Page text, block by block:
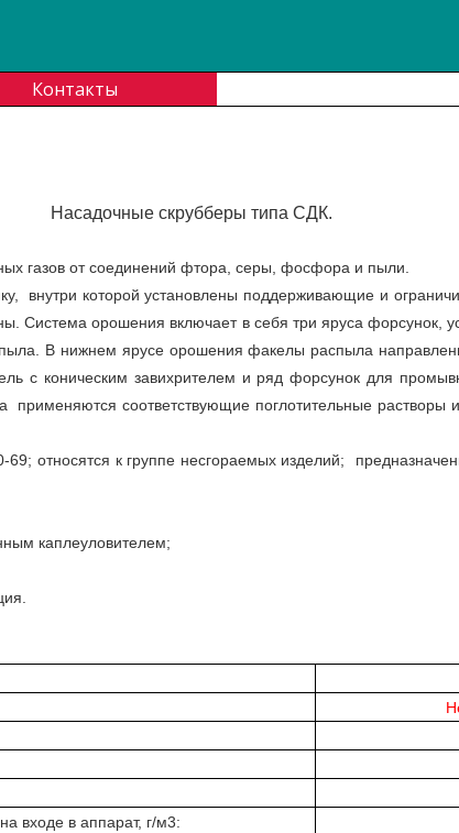
Контакты
Насадочные скрубберы типа СДК.
газов от соеди­нений фтора, серы, фосфора и пыли.
внутри которой установлены поддерживающие и
Система орошения включает в себя три яруса форсунок,
В нижнем ярусе орошения факелы распыла
с коническим завихрителем и ряд форсунок для
применяются соответствующие поглотительные растворы
относятся к группе несгораемых изделий;
каплеуловителем;
входе в аппарат, г/м3: